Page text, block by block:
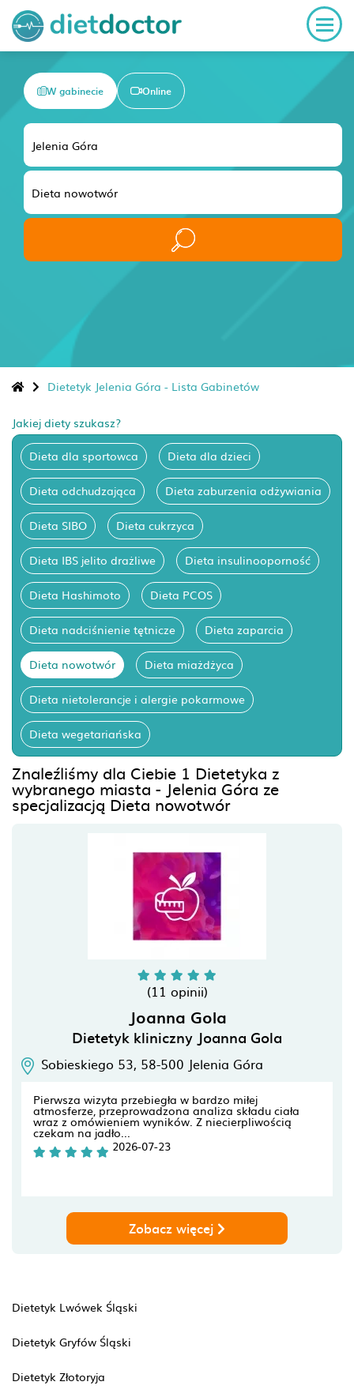
W gabinecie Online
Dietetyk Jelenia Góra - Lista Gabinetów
Jakiej diety szukasz?
Dieta dla sportowca Dieta dla dzieci
Dieta odchudzająca Dieta zaburzenia odżywiania
Dieta SIBO Dieta cukrzyca
Dieta IBS jelito drażliwe Dieta insulinooporność
Dieta Hashimoto Dieta PCOS
Dieta nadciśnienie tętnicze Dieta zaparcia
Dieta nowotwór Dieta miażdżyca
Dieta nietolerancje i alergie pokarmowe
Dieta wegetariańska
Znaleźliśmy dla Ciebie 1 Dietetyka z
wybranego miasta - Jelenia Góra ze
specjalizacją Dieta nowotwór
(11 opinii)
Joanna Gola
Dietetyk kliniczny Joanna Gola
Sobieskiego 53, 58-500 Jelenia Góra
Pierwsza wizyta przebiegła w bardzo miłej
atmosferze, przeprowadzona analiza składu ciała
wraz z omówieniem wyników. Z niecierpliwością
czekam na jadło...
2026-07-23
Zobacz więcej
Dietetyk Lwówek Śląski
Dietetyk Gryfów Śląski
Dietetyk Złotoryja